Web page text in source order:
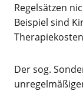
Regelsätzen
Beispiel sind
Der sog.